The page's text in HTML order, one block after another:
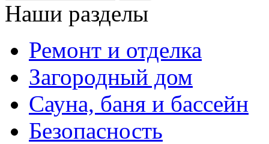
Наши разделы
Ремонт и отделка
Загородный дом
Сауна, баня и бассейн
Безопасность